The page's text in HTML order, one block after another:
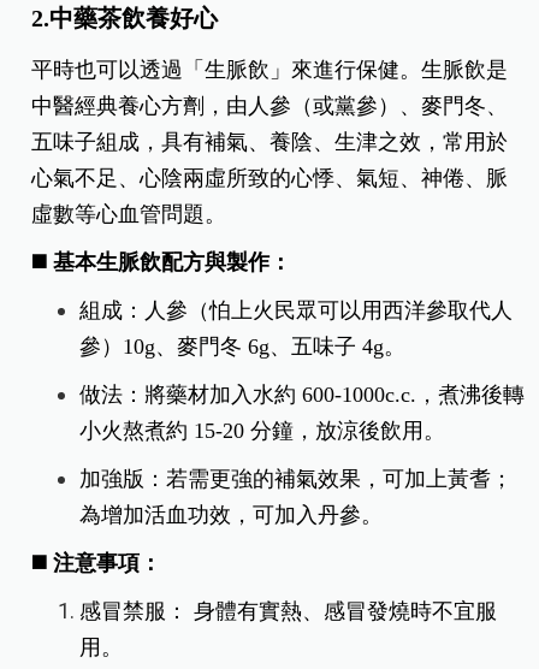
2.中藥茶飲養好心
平時也可以透過「生脈飲」來進行保健。生脈飲是
中醫經典養心方劑，由人參（或黨參）、麥門冬、
五味子組成，具有補氣、養陰、生津之效，常用於
心氣不足、心陰兩虛所致的心悸、氣短、神倦、脈
虛數等心血管問題。
◼️ 基本生脈飲配方與製作：
組成：人參（怕上火民眾可以用西洋參取代人
參）10g、麥門冬 6g、五味子 4g。
做法：將藥材加入水約 600-1000c.c.，煮沸後轉
小火熬煮約 15-20 分鐘，放涼後飲用。
加強版：若需更強的補氣效果，可加上黃耆；
為增加活血功效，可加入丹參。
◼️注意事項：
感冒禁服： 身體有實熱、感冒發燒時不宜服
用。